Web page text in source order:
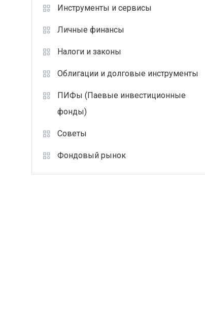
Инструменты и сервисы
Личные финансы
Налоги и законы
Облигации и долговые инструменты
ПИФы (Паевые инвестиционные
фонды)
Советы
Фондовый рынок